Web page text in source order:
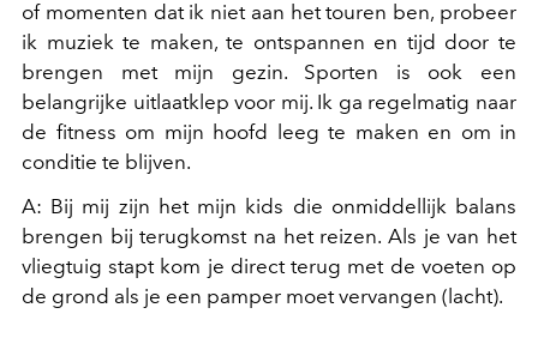
of momenten dat ik niet aan het touren ben, probeer
ik muziek te maken, te ontspannen en tijd door te
brengen met mijn gezin. Sporten is ook een
belangrijke uitlaatklep voor mij. Ik ga regelmatig naar
de fitness om mijn hoofd leeg te maken en om in
conditie te blijven.
A: Bij mij zijn het mijn kids die onmiddellijk balans
brengen bij terugkomst na het reizen. Als je van het
vliegtuig stapt kom je direct terug met de voeten op
de grond als je een pamper moet vervangen (lacht).